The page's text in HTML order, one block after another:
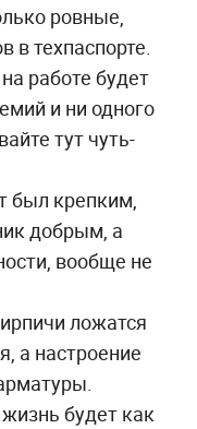
ровные,
в техпаспорте.
работе будет
и ни одного
тут чуть-
крепким,
добрым, а
вообще не
ложатся
а настроение
будет как